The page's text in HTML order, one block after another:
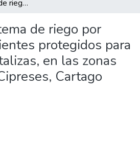
Diseño de sistema de riego por goteo en ambientes protegidos para cultivo de hortalizas, en las zonas de Pacayas y Cipreses, Cartago
de riego por
protegidos para
en las zonas
Cartago